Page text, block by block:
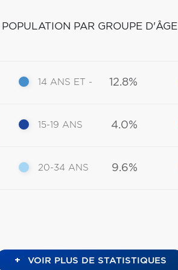
POPULATION PAR GROUPE D'ÂGE
14 ANS ET - 12.8%
15-19 ANS 4.0%
20-34 ANS 9.6%
+ VOIR PLUS DE STATISTIQUES